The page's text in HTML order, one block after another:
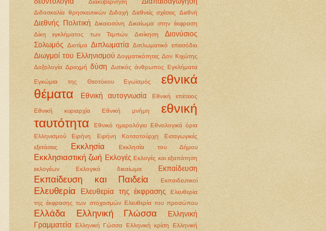
Διακυβέρνηση
Διδασκαλία θρησκευτικών Διδαχή Διεθνείς σχέσεις Διεθνή
Διεθνής Πολιτική Δικαιοσύνη
Δικαίωμα στην έκφραση
Δίκη εγκλήματος των Τεμπών
Διοίκηση
Διονύσιος
Σολωμός Διοτίμα Διπλωματία Διπλωματικό επεισόδιο
Διωγμοί του Ελληνισμού Δογματικότητες Δον Κιχώτης
Δοξολογία Δραχμή δύση Δυτικός άνθρωπος Εγκλήματα
Εγκώμια της Θεοτόκου Εγωϊσμός
εθνικά
θέματα
Εθνική αυτογνωσία Εθνική επέτειος
Εθνική κυριαρχία Εθνική μνήμη
εθνική
ταυτότητα
Εθνικό ημερολόγιο Εθνολογικά όρια
Ελληνισμού
Ειρήνη Ειρήνη Κοτσοτούρχη
Εισαγωγικές
εξετάσεις
Εκκλησία Εκκλησία του Δήμου
Εκκλησιαστική ζωή Εκλογές Εκλογές και εξαπάτηση
εκλογέων
Εκλογικό δικαίωμα Εκπαίδευση
Εκπαίδευση και Παιδεία Εκπαιδευτικοί
Ελευθερία Ελευθερία της έκφρασης
Ελευθερία
της έκφρασης των στοχασμών Ελευθερία του προσώπου
Ελλάδα Ελληνική Γλώσσα
Ελληνική
Γραμματεία Ελληνική Γώσσα Ελληνική κρίση
Ελληνική